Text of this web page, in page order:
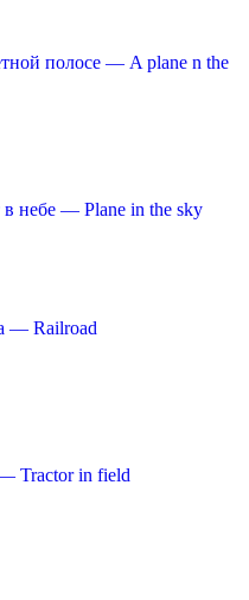
полосе — A plane n the
в небе — Plane in the sky
— Railroad
Tractor in field